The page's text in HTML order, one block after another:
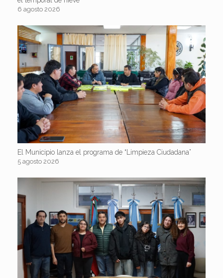
6 agosto 2026
El Municipio lanza el programa de “Limpieza Ciudadana”
5 agosto 2026